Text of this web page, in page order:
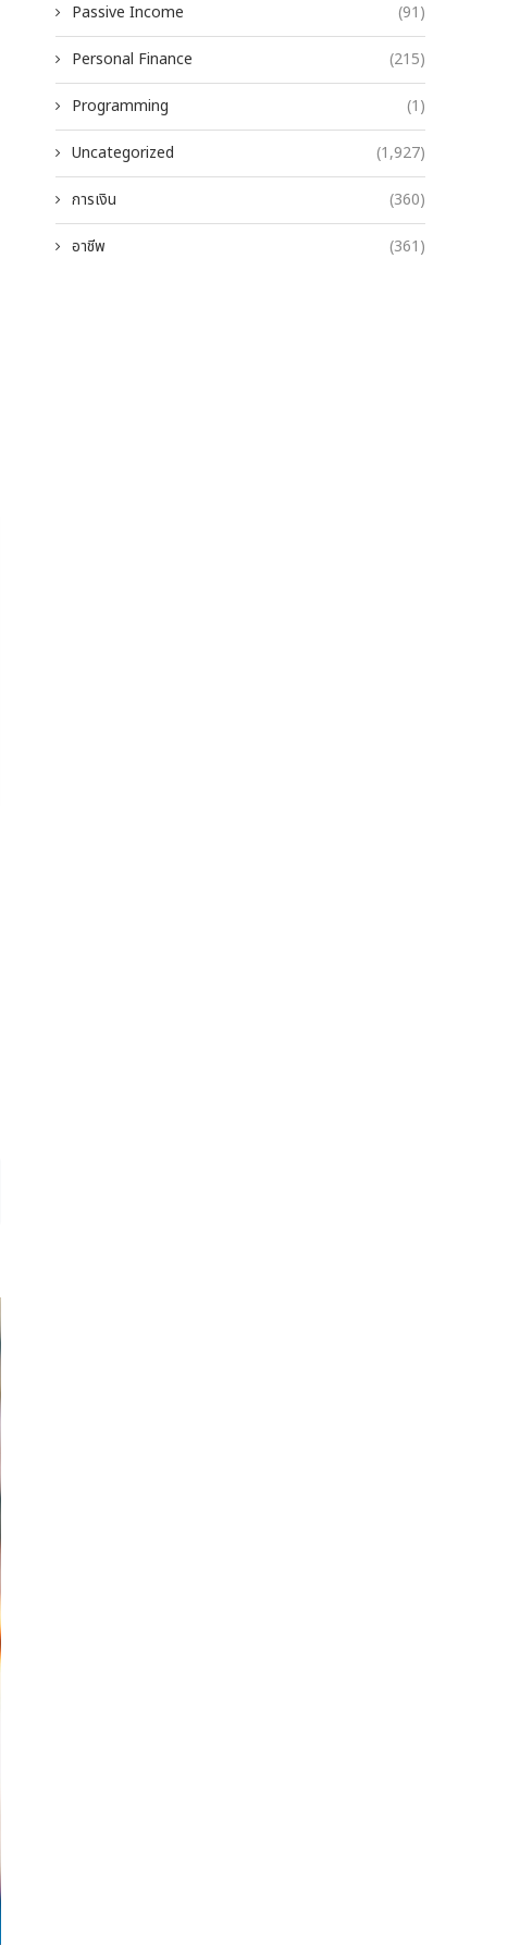
Passive Income (91)
Personal Finance (215)
Programming (1)
Uncategorized (1,927)
การเงิน (360)
อาชีพ (361)